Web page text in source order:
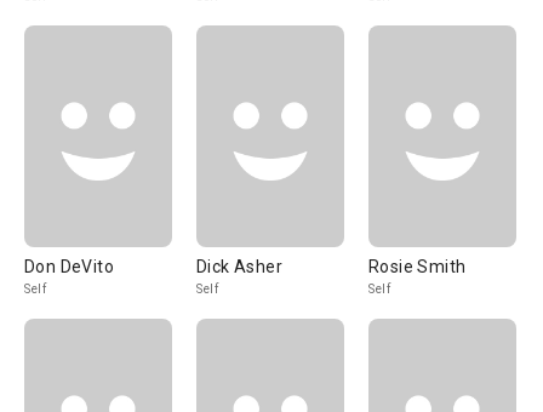
Don DeVito
Self
Dick Asher
Self
Rosie Smith
Self